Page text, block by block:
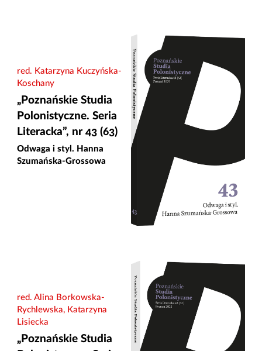
red. Katarzyna Kuczyńska-
Koschany
„Poznańskie Studia
Polonistyczne. Seria
Literacka”, nr 43 (63)
Odwaga i styl. Hanna
Szumańska-Grossowa
red. Alina Borkowska-
Rychlewska, Katarzyna
Lisiecka
„Poznańskie Studia